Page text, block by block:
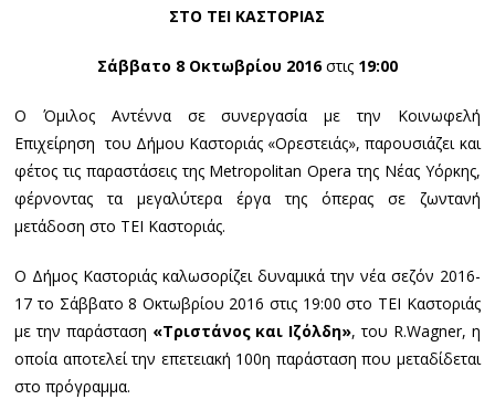
ΣΤΟ ΤΕΙ ΚΑΣΤΟΡΙΑΣ
Σάββατο 8 Οκτωβρίου 2016στις 19:00
Ο Όμιλος Αντέννα σε συνεργασία με την Κοινωφελή
Επιχείρηση του Δήμου Καστοριάς «Ορεστειάς», παρουσιάζει και
φέτος τις παραστάσεις της Metropolitan Opera της Νέας Υόρκης,
φέρνοντας τα μεγαλύτερα έργα της όπερας σε ζωντανή
μετάδοση στο ΤΕΙ Καστοριάς.
O Δήμος Καστοριάς καλωσορίζει δυναμικά την νέα σεζόν 2016-
17 το Σάββατο 8 Οκτωβρίου 2016 στις 19:00 στο ΤΕΙ Καστοριάς
με την παράσταση «Τριστάνος και Ιζόλδη», του R.Wagner, η
οποία αποτελεί την επετειακή 100η παράσταση που μεταδίδεται
στο πρόγραμμα.